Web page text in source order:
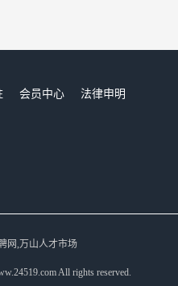
会员中心
法律申明
网,万山人才市场
All rights reserved.